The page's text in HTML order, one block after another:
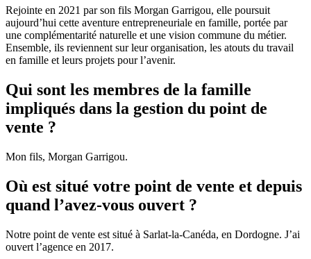
Rejointe en 2021 par son fils Morgan Garrigou, elle poursuit
aujourd’hui cette aventure entrepreneuriale en famille, portée par
une complémentarité naturelle et une vision commune du métier.
Ensemble, ils reviennent sur leur organisation, les atouts du travail
en famille et leurs projets pour l’avenir.
Qui sont les membres de la famille
impliqués dans la gestion du point de
vente ?
Mon fils, Morgan Garrigou.
Où est situé votre point de vente et depuis
quand l’avez-vous ouvert ?
Notre point de vente est situé à Sarlat-la-Canéda, en Dordogne. J’ai
ouvert l’agence en 2017.